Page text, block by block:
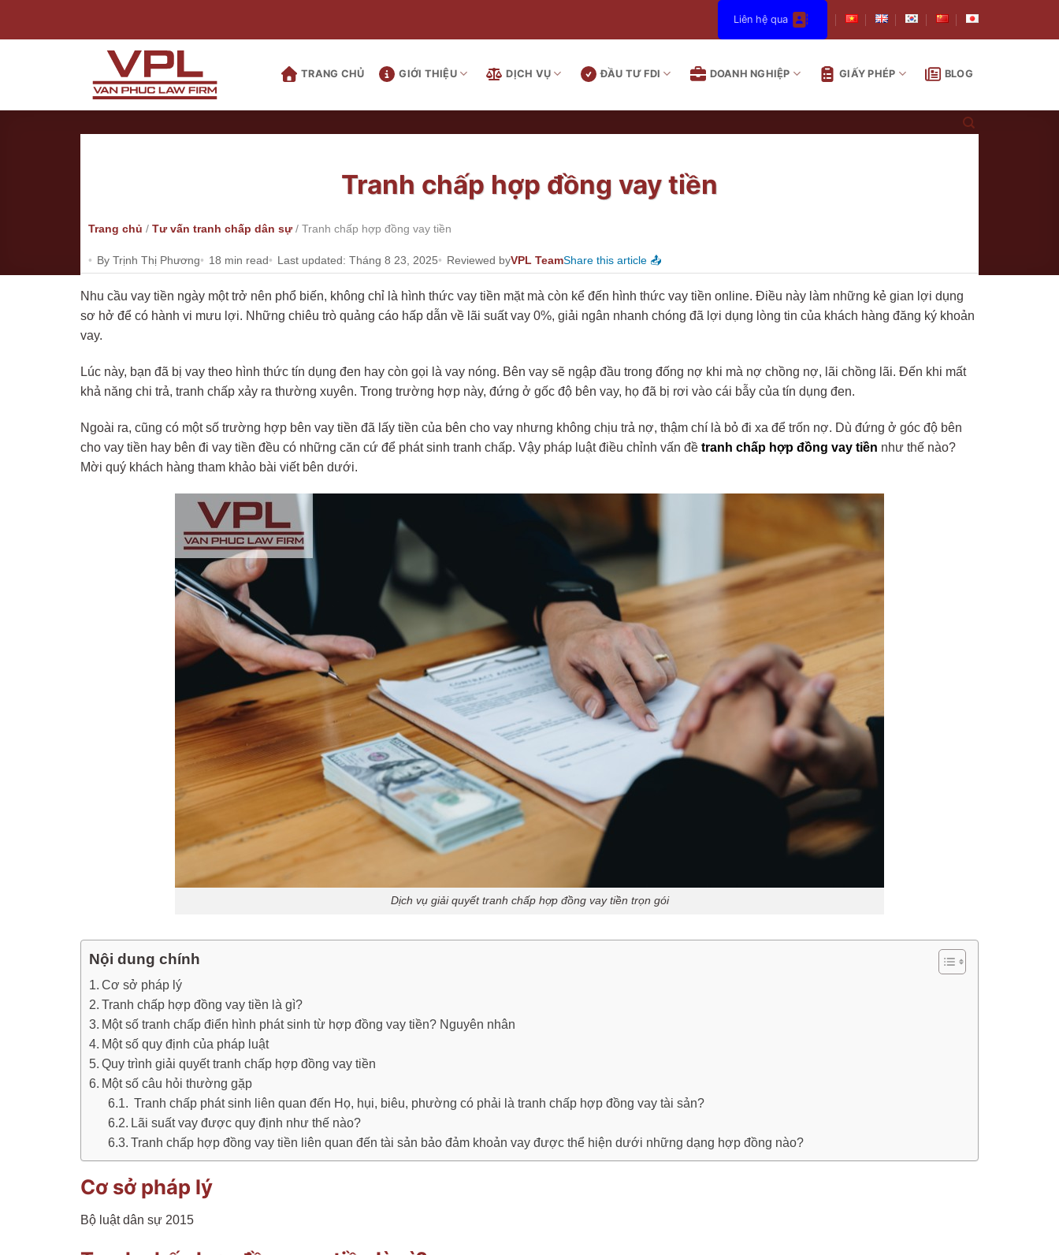
Liên hệ qua
TRANG CHỦ GIỚI THIỆU DỊCH VỤ ĐẦU TƯ FDI DOANH NGHIỆP GIẤY PHÉP BLOG
Tranh chấp hợp đồng vay tiền
Trang chủ / Tư vấn tranh chấp dân sự/ Tranh chấp hợp đồng vay tiền
By Trịnh Thị Phương 18 min read Last updated: Tháng 8 23, 2025 Reviewed byVPL TeamShare this article 📤
Nhu cầu vay tiền ngày một trở nên phổ biến, không chỉ là hình thức vay tiền mặt mà còn kể đến hình thức vay tiền online. Điều này làm những kẻ gian lợi dụng
sơ hở để có hành vi mưu lợi. Những chiêu trò quảng cáo hấp dẫn về lãi suất vay 0%, giải ngân nhanh chóng đã lợi dụng lòng tin của khách hàng đăng ký khoản
vay.
Lúc này, bạn đã bị vay theo hình thức tín dụng đen hay còn gọi là vay nóng. Bên vay sẽ ngập đầu trong đống nợ khi mà nợ chồng nợ, lãi chồng lãi. Đến khi mất
khả năng chi trả, tranh chấp xảy ra thường xuyên. Trong trường hợp này, đứng ở gốc độ bên vay, họ đã bị rơi vào cái bẫy của tín dụng đen.
Ngoài ra, cũng có một số trường hợp bên vay tiền đã lấy tiền của bên cho vay nhưng không chịu trả nợ, thậm chí là bỏ đi xa để trốn nợ. Dù đứng ở góc độ bên
cho vay tiền hay bên đi vay tiền đều có những căn cứ để phát sinh tranh chấp. Vậy pháp luật điều chỉnh vấn đề tranh chấp hợp đồng vay tiền như thế nào?
Mời quý khách hàng tham khảo bài viết bên dưới.
Dịch vụ giải quyết tranh chấp hợp đồng vay tiền trọn gói
Nội dung chính
Cơ sở pháp lý
Tranh chấp hợp đồng vay tiền là gì?
Một số tranh chấp điển hình phát sinh từ hợp đồng vay tiền? Nguyên nhân
Một số quy định của pháp luật
Quy trình giải quyết tranh chấp hợp đồng vay tiền
Một số câu hỏi thường gặp
Tranh chấp phát sinh liên quan đến Họ, hụi, biêu, phường có phải là tranh chấp hợp đồng vay tài sản?
Lãi suất vay được quy định như thế nào?
Tranh chấp hợp đồng vay tiền liên quan đến tài sản bảo đảm khoản vay được thể hiện dưới những dạng hợp đồng nào?
Cơ sở pháp lý
Bộ luật dân sự 2015